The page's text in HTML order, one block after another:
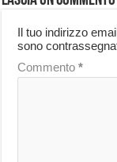
Il tuo indirizzo
sono
Commento*